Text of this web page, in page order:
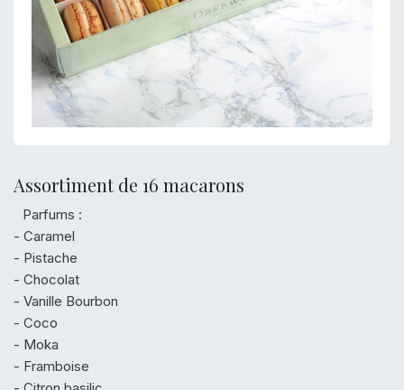
Assortiment de 16 macarons
Parfums :
- Caramel
- Pistache
- Chocolat
- Vanille Bourbon
- Coco
- Moka
- Framboise